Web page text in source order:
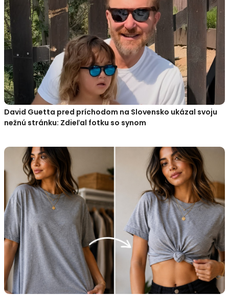
David Guetta pred príchodom na Slovensko ukázal svoju
nežnú stránku: Zdieľal fotku so synom